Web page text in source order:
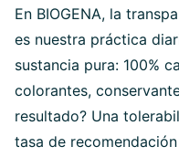
En BIOGENA, la
es nuestra práctica
sustancia pura: 100%
colorantes,
resultado? Una
tasa de